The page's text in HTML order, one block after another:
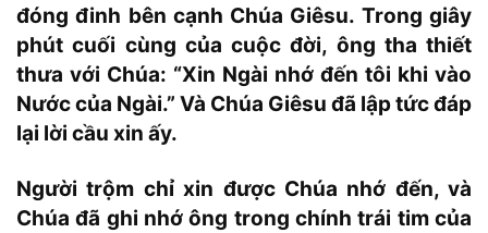
đóng đinh bên cạnh Chúa Giêsu. Trong giây
phút cuối cùng của cuộc đời, ông tha thiết
thưa với Chúa: “Xin Ngài nhớ đến tôi khi vào
Nước của Ngài.” Và Chúa Giêsu đã lập tức đáp
lại lời cầu xin ấy.
Người trộm chỉ xin được Chúa nhớ đến, và
Chúa đã ghi nhớ ông trong chính trái tim của